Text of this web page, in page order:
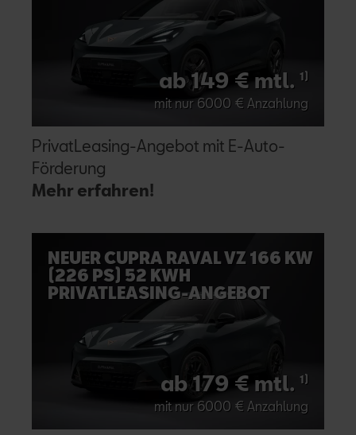
ab 149 € mtl. 1)
mit nur 6000 € Anzahlung
PrivatLeasing-Angebot mit E-Auto-
Förderung
Mehr erfahren!
NEUER CUPRA RAVAL VZ 166 KW
(226 PS) 52 KWH
PRIVATLEASING-ANGEBOT
ab 179 € mtl. 1)
mit nur 6000 € Anzahlung